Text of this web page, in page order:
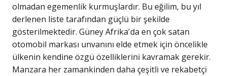
olmadan egemenlik kurmuşlardır. Bu eğilim, bu yıl
derlenen liste tarafından güçlü bir şekilde
gösterilmektedir. Güney Afrika'da en çok satan
otomobil markası unvanını elde etmek için öncelikle
ülkenin kendine özgü özelliklerini kavramak gerekir.
Manzara her zamankinden daha çeşitli ve rekabetçi